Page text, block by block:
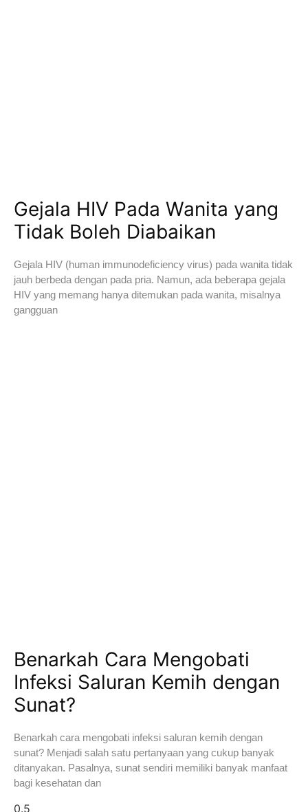
Gejala HIV Pada Wanita yang
Tidak Boleh Diabaikan
Gejala HIV (human immunodeficiency virus) pada wanita tidak
jauh berbeda dengan pada pria. Namun, ada beberapa gejala
HIV yang memang hanya ditemukan pada wanita, misalnya
gangguan
Benarkah Cara Mengobati
Infeksi Saluran Kemih dengan
Sunat?
Benarkah cara mengobati infeksi saluran kemih dengan
sunat? Menjadi salah satu pertanyaan yang cukup banyak
ditanyakan. Pasalnya, sunat sendiri memiliki banyak manfaat
bagi kesehatan dan